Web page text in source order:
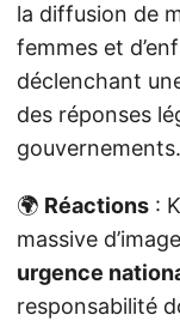
la diffusion de
femmes et
déclenchant
des réponses
gouvernements.
🌍 Réactions :
massive
urgence
responsabilité